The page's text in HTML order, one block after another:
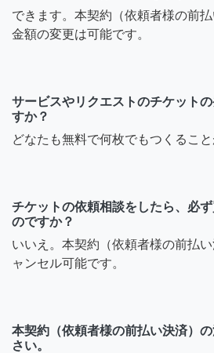
できます。本契約（依頼者様の前払
金額の変更は可能です。
サービスやリクエストのチケット
すか？
どなたも無料で何枚でもつくること
チケットの依頼相談をしたら、必
のですか？
いいえ。本契約（依頼者様の前払
ャンセル可能です。
本契約（依頼者様の前払い決済）
さい。